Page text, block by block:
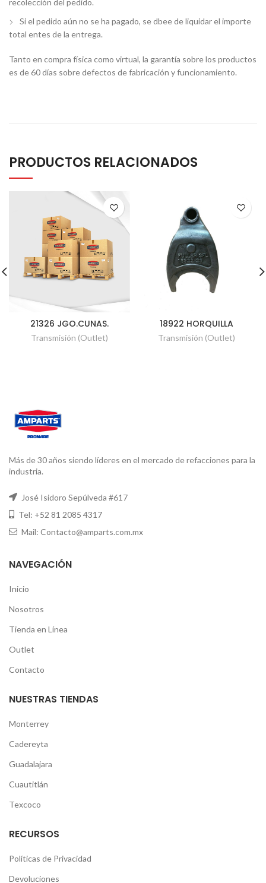
recolección del pedido.
Si el pedido aún no se ha pagado, se dbee de liquidar el importe
total entes de la entrega.
Tanto en compra física como virtual, la garantía sobre los productos
es de 60 días sobre defectos de fabricación y funcionamiento.
PRODUCTOS RELACIONADOS
21326 JGO.CUNAS.
Transmisión (Outlet)
18922 HORQUILLA
Transmisión (Outlet)
Más de 30 años siendo líderes en el mercado de refacciones para la
industria.
José Isidoro Sepúlveda #617
Tel: +52 81 2085 4317
Mail: Contacto@amparts.com.mx
NAVEGACIÓN
Inicio
Nosotros
Tienda en Línea
Outlet
Contacto
NUESTRAS TIENDAS
Monterrey
Cadereyta
Guadalajara
Cuautitlán
Texcoco
RECURSOS
Políticas de Privacidad
Devoluciones